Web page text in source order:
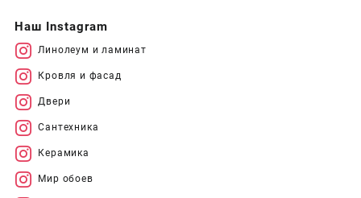
Наш Instagram
Линолеум и ламинат
Кровля и фасад
Двери
Сантехника
Керамика
Мир обоев